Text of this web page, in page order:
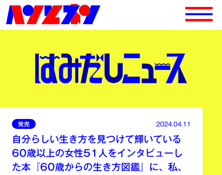
発売 2024.04.11
自分らしい生き方を見つけて輝いている
60歳以上の女性51人をインタビューし
た本『60歳からの生き方図鑑』に、私、